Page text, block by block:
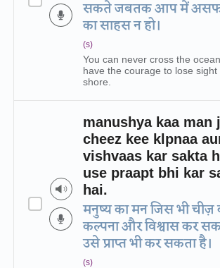
सकते जबतक आप में
का साहस न हो।
(s)
You can never cross the
have the courage to lose sight
shore.
manushya kaa man
cheez kee klpnaa
vishvaas kar sakta
use praapt bhi kar
hai.
मनुष्य का मन जिस भी चीज़
कल्पना और विश्वास कर
उसे प्राप्त भी कर सकता है।
(s)